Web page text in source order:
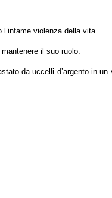
violenza della vita.
il suo ruolo.
da uccelli d’argento in